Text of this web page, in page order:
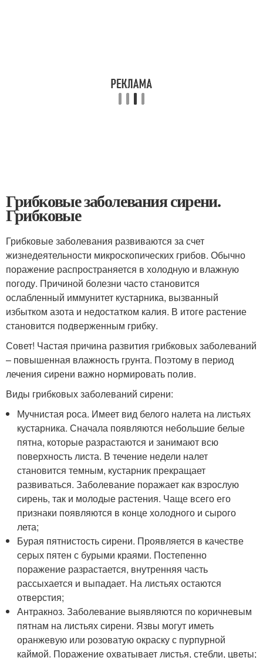
Грибковые заболевания сирени.
Грибковые
Грибковые заболевания развиваются за счет
жизнедеятельности микроскопических грибов. Обычно
поражение распространяется в холодную и влажную
погоду. Причиной болезни часто становится
ослабленный иммунитет кустарника, вызванный
избытком азота и недостатком калия. В итоге растение
становится подверженным грибку.
Совет! Частая причина развития грибковых заболеваний
– повышенная влажность грунта. Поэтому в период
лечения сирени важно нормировать полив.
Виды грибковых заболеваний сирени:
Мучнистая роса. Имеет вид белого налета на листьях
кустарника. Сначала появляются небольшие белые
пятна, которые разрастаются и занимают всю
поверхность листа. В течение недели налет
становится темным, кустарник прекращает
развиваться. Заболевание поражает как взрослую
сирень, так и молодые растения. Чаще всего его
признаки появляются в конце холодного и сырого
лета;
Бурая пятнистость сирени. Проявляется в качестве
серых пятен с бурыми краями. Постепенно
поражение разрастается, внутренняя часть
рассыхается и выпадает. На листьях остаются
отверстия;
Антракноз. Заболевание выявляются по коричневым
пятнам на листьях сирени. Язвы могут иметь
оранжевую или розоватую окраску с пурпурной
каймой. Поражение охватывает листья, стебли, цветы;